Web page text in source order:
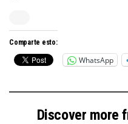
Comparte esto:
WhatsApp
Discover more